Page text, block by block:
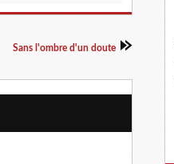
Sans l'ombre d'un doute